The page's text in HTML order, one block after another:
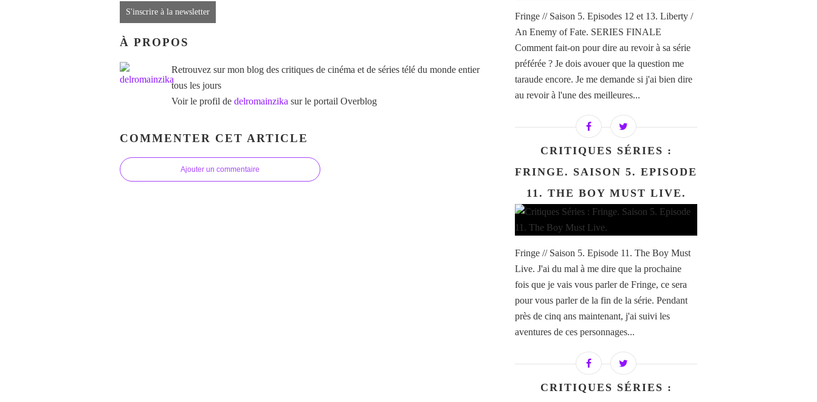
S'inscrire à la newsletter
À PROPOS
Retrouvez sur mon blog des critiques de cinéma et de séries télé du monde entier
tous les jours
Voir le profil de delromainzika sur le portail Overblog
COMMENTER CET ARTICLE
Ajouter un commentaire
Fringe // Saison 5. Episodes 12 et 13. Liberty /
An Enemy of Fate. SERIES FINALE
Comment fait-on pour dire au revoir à sa série
préférée ? Je dois avouer que la question me
taraude encore. Je me demande si j'ai bien dire
au revoir à l'une des meilleures...
CRITIQUES SÉRIES :
FRINGE. SAISON 5. EPISODE
11. THE BOY MUST LIVE.
Fringe // Saison 5. Episode 11. The Boy Must
Live. J'ai du mal à me dire que la prochaine
fois que je vais vous parler de Fringe, ce sera
pour vous parler de la fin de la série. Pendant
près de cinq ans maintenant, j'ai suivi les
aventures de ces personnages...
CRITIQUES SÉRIES :